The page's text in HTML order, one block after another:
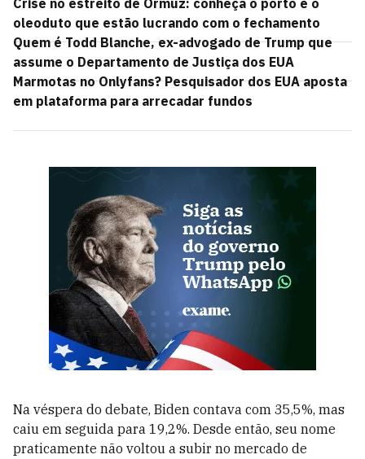
Crise no estreito de Ormuz: conheça o porto e o
oleoduto que estão lucrando com o fechamento
Quem é Todd Blanche, ex-advogado de Trump que
assume o Departamento de Justiça dos EUA
Marmotas no Onlyfans? Pesquisador dos EUA aposta
em plataforma para arrecadar fundos
Na véspera do debate, Biden contava com 35,5%, mas
caiu em seguida para 19,2%. Desde então, seu nome
praticamente não voltou a subir no mercado de